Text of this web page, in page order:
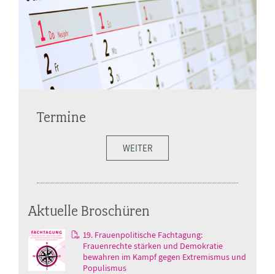
Termine
WEITER
Aktuelle Broschüren
19. Frauenpolitische Fachtagung:
Frauenrechte stärken und Demokratie
bewahren im Kampf gegen Extremismus und
Populismus